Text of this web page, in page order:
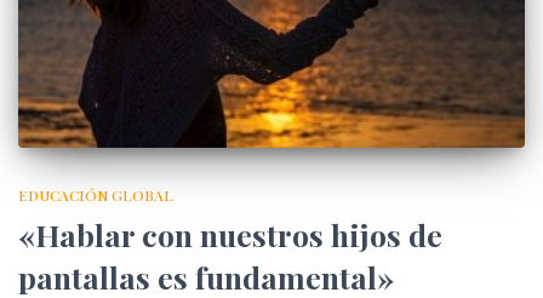
EDUCACIÓN GLOBAL
«Hablar con nuestros hijos de
pantallas es fundamental»